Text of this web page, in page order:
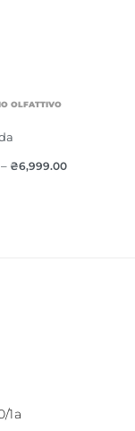
OLFATTIVO
– ₴6,999.00
1а